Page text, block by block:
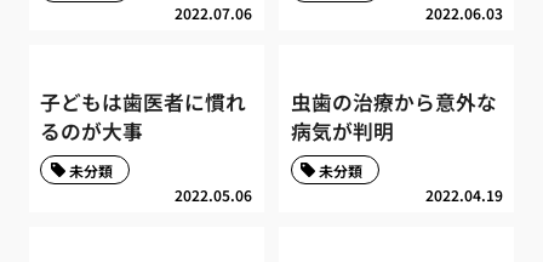
2022.07.06 2022.06.03
子どもは歯医者に慣れ
るのが大事
2022.05.06
未分類
虫歯の治療から意外な
病気が判明
2022.04.19
未分類